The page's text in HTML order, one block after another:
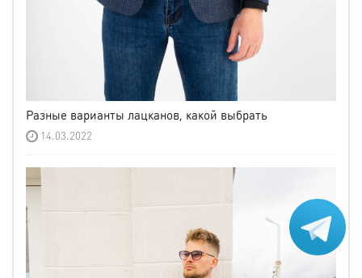
Разные варианты лацканов, какой выбрать
14.03.2022